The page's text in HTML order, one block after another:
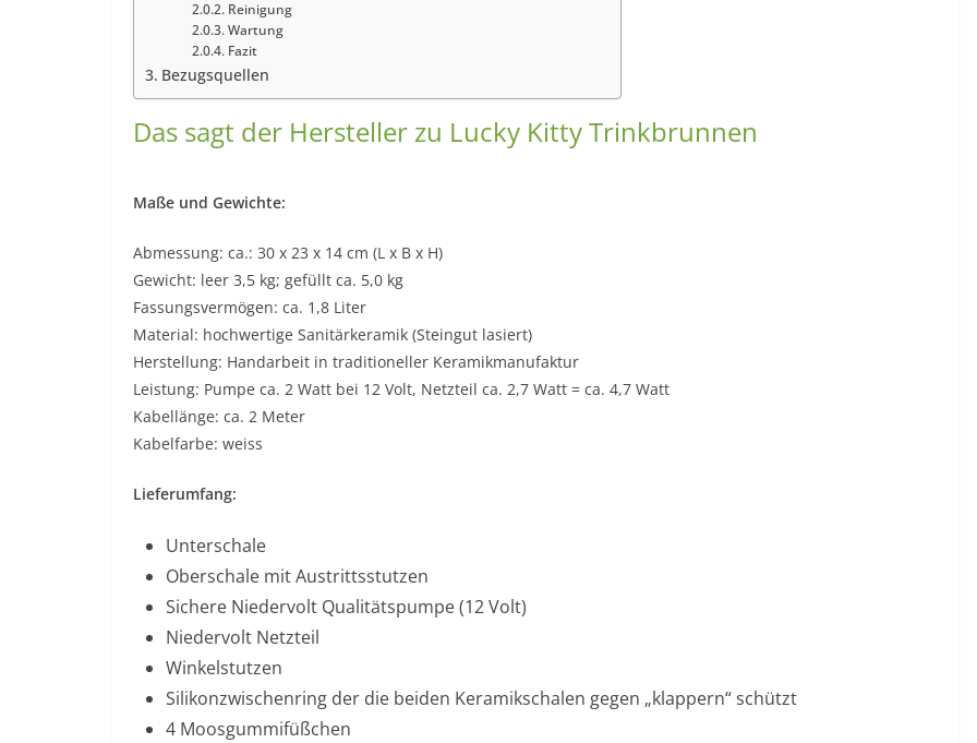
Reinigung
Wartung
Fazit
Bezugsquellen
Das sagt der Hersteller zu Lucky Kitty Trinkbrunnen
Maße und Gewichte:
Abmessung: ca.: 30 x 23 x 14 cm (L x B x H)
Gewicht: leer 3,5 kg; gefüllt ca. 5,0 kg
Fassungsvermögen: ca. 1,8 Liter
Material: hochwertige Sanitärkeramik (Steingut lasiert)
Herstellung: Handarbeit in traditioneller Keramikmanufaktur
Leistung: Pumpe ca. 2 Watt bei 12 Volt, Netzteil ca. 2,7 Watt = ca. 4,7 Watt
Kabellänge: ca. 2 Meter
Kabelfarbe: weiss
Lieferumfang:
Unterschale
Oberschale mit Austrittsstutzen
Sichere Niedervolt Qualitätspumpe (12 Volt)
Niedervolt Netzteil
Winkelstutzen
Silikonzwischenring der die beiden Keramikschalen gegen „klappern“ schützt
4 Moosgummifüßchen